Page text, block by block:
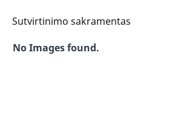
Sutvirtinimo sakramentas
No Images found.